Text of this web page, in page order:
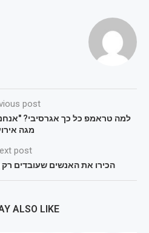
post
למה טראמפ כל כך אגרסיבי?
מגה
post
הכירו את האנשים שעובדים
ALSO LIKE